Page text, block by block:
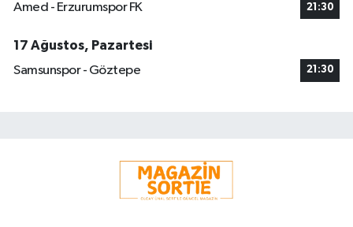
Amed - Erzurumspor FK 21:30
17 Ağustos, Pazartesi
Samsunspor - Göztepe
21:30